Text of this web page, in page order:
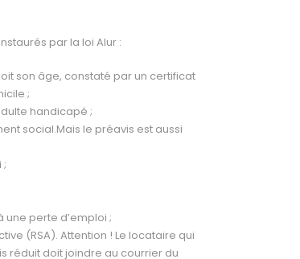
par la loi Alur :
son âge, constaté par un certificat
;
handicapé ;
social.Mais le préavis est aussi
;
une perte d’emploi ;
(RSA). Attention ! Le locataire qui
réduit doit joindre au courrier du